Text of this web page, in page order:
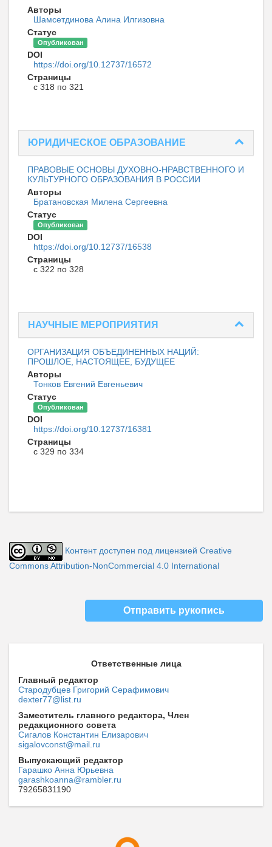
Авторы
Шамсетдинова Алина Илгизовна
Статус
Опубликован
DOI
https://doi.org/10.12737/16572
Страницы
с 318 по 321
ЮРИДИЧЕСКОЕ ОБРАЗОВАНИЕ
ПРАВОВЫЕ ОСНОВЫ ДУХОВНО-НРАВСТВЕННОГО И
КУЛЬТУРНОГО ОБРАЗОВАНИЯ В РОССИИ
Авторы
Братановская Милена Сергеевна
Статус
Опубликован
DOI
https://doi.org/10.12737/16538
Страницы
с 322 по 328
НАУЧНЫЕ МЕРОПРИЯТИЯ
ОРГАНИЗАЦИЯ ОБЪЕДИНЕННЫХ НАЦИЙ:
ПРОШЛОЕ, НАСТОЯЩЕЕ, БУДУЩЕЕ
Авторы
Тонков Евгений Евгеньевич
Статус
Опубликован
DOI
https://doi.org/10.12737/16381
Страницы
с 329 по 334
Контент доступен под лицензией Creative
Commons Attribution-NonCommercial 4.0 International
Отправить рукопись
Ответственные лица
Главный редактор
Стародубцев Григорий Серафимович
dexter77@list.ru
Заместитель главного редактора, Член
редакционного совета
Сигалов Константин Елизарович
sigalovconst@mail.ru
Выпускающий редактор
Гарашко Анна Юрьевна
garashkoanna@rambler.ru
79265831190